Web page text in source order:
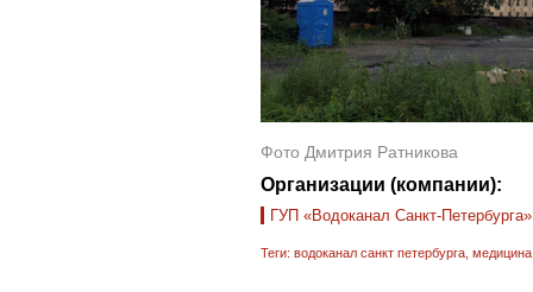
Фото Дмитрия Ратникова
Организации (компании):
ГУП «Водоканал Санкт-Петербурга»
Теги: водоканал санкт петербурга медицина